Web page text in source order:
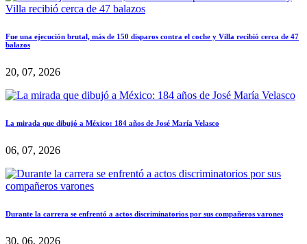
Fue una ejecución brutal, más de 150 disparos contra el coche y Villa recibió cerca de 47
balazos
20, 07, 2026
La mirada que dibujó a México: 184 años de José María Velasco
06, 07, 2026
Durante la carrera se enfrentó a actos discriminatorios por sus compañeros varones
30, 06, 2026